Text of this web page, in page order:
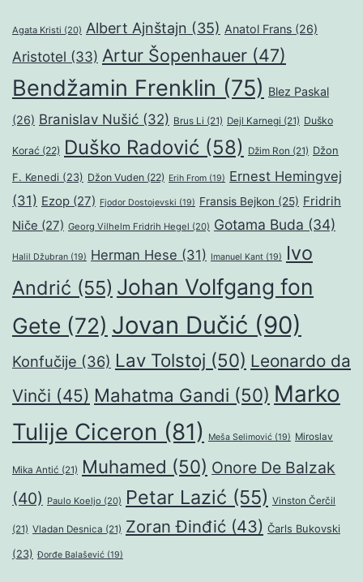
Agata Kristi (20) Albert Ajnštajn (35) Anatol Frans (26)
Aristotel (33) Artur Šopenhauer (47)
Bendžamin Frenklin (75) Blez Paskal
(26) Branislav Nušić (32) Brus Li (21) Dejl Karnegi (21) Duško
Korać (22) Duško Radović (58) Džim Ron (21) Džon
F. Kenedi (23) Džon Vuden (22) Erih From (19) Ernest Hemingvej
(31) Ezop (27) Fjodor Dostojevski (19) Fransis Bejkon (25) Fridrih
Niče (27) Georg Vilhelm Fridrih Hegel (20) Gotama Buda (34)
Halil Džubran (19) Herman Hese (31) Imanuel Kant (19)
Ivo
Andrić (55) Johan Volfgang fon
Gete (72) Jovan Dučić (90)
Konfučije (36) Lav Tolstoj (50) Leonardo da
Vinči (45) Mahatma Gandi (50) Marko
Tulije Ciceron (81) Meša Selimović (19) Miroslav
Mika Antić (21) Muhamed (50) Onore De Balzak
(40) Paulo Koeljo (20) Petar Lazić (55) Vinston Čerčil
(21) Vladan Desnica (21) Zoran Đinđić (43) Čarls Bukovski
(23) Đorđe Balašević (19)